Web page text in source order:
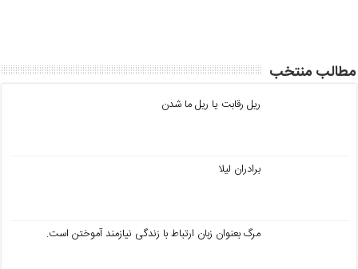
p
o
k مطالب منتخب
ریل رقابت یا ریل ما شدن
برادران لیلا
مرگ بعنوان زبان ارتباط با زندگی نیازمند آموختن است.